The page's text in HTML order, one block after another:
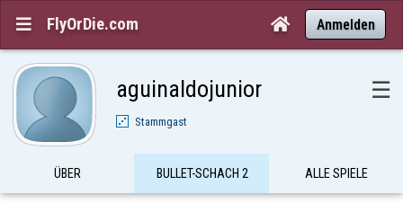
 FlyOrDie.com  Anmelden
aguinaldojunior ☰
Stammgast
ÜBER BULLET-SCHACH 2 ALLE SPIELE